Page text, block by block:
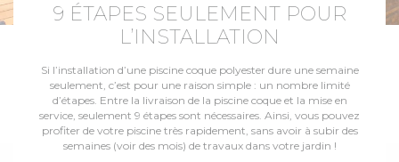
9 ÉTAPES SEULEMENT POUR
L’INSTALLATION
Si l’installation d’une piscine coque polyester dure une semaine
seulement, c’est pour une raison simple : un nombre limité
d’étapes. Entre la livraison de la piscine coque et la mise en
service, seulement 9 étapes sont nécessaires. Ainsi, vous pouvez
profiter de votre piscine très rapidement, sans avoir à subir des
semaines (voir des mois) de travaux dans votre jardin !